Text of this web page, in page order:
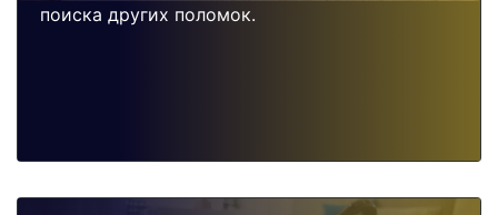
поиска других поломок.